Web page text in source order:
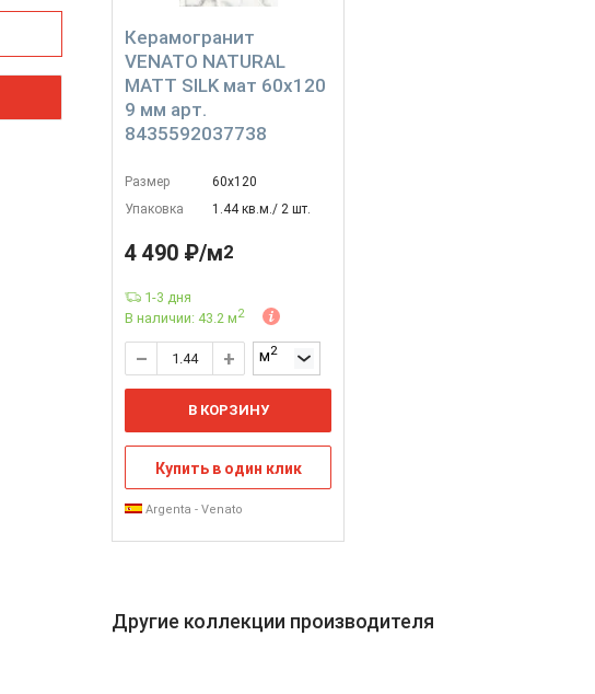
Керамогранит
VENATO NATURAL
MATT SILK мат 60x120
9 мм арт.
8435592037738
Размер
60х120
Упаковка
1.44 кв.м./ 2 шт.
4 490 ₽/м2
1-3 дня
В наличии: 43.2 м2
м2
В КОРЗИНУ
Купить в один клик
Argenta - Venato
Другие коллекции производителя